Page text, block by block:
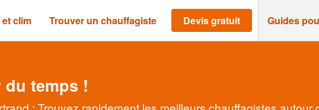
clim Trouver un chauffagiste Devis gratuit Guides
temps !